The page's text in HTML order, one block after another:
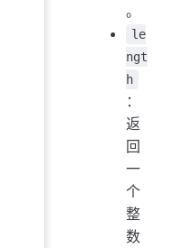
。
le
ngt
h
：
返
回
一
个
整
数